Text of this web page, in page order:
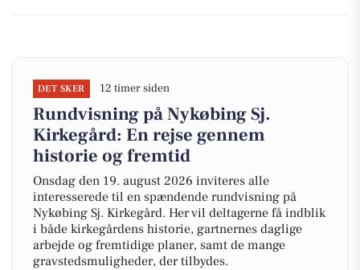
DET SKER 12 timer siden
Rundvisning på Nykøbing Sj.
Kirkegård: En rejse gennem
historie og fremtid
Onsdag den 19. august 2026 inviteres alle
interesserede til en spændende rundvisning på
Nykøbing Sj. Kirkegård. Her vil deltagerne få indblik
i både kirkegårdens historie, gartnernes daglige
arbejde og fremtidige planer, samt de mange
gravstedsmuligheder, der tilbydes.